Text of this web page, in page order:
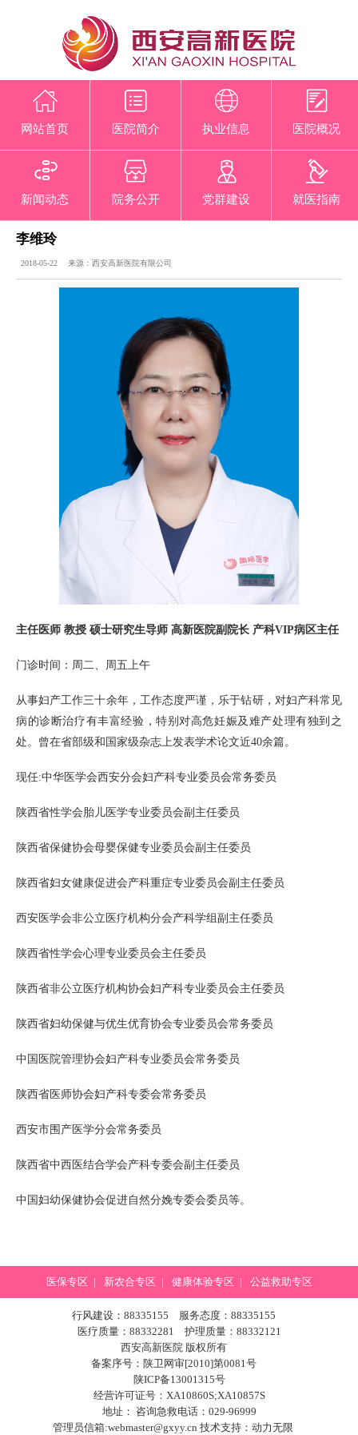
网站首页 医院简介 执业信息 医院概况
新闻动态 院务公开 党群建设 就医指南
李维玲
2018-05-22 来源：西安高新医院有限公司
主任医师 教授 硕士研究生导师 高新医院副院长 产科VIP病区主任
门诊时间：周二、周五上午
从事妇产工作三十余年，工作态度严谨，乐于钻研，对妇产科常见
病的诊断治疗有丰富经验，特别对高危妊娠及难产处理有独到之
处。曾在省部级和国家级杂志上发表学术论文近40余篇。
现任:中华医学会西安分会妇产科专业委员会常务委员
陕西省性学会胎儿医学专业委员会副主任委员
陕西省保健协会母婴保健专业委员会副主任委员
陕西省妇女健康促进会产科重症专业委员会副主任委员
西安医学会非公立医疗机构分会产科学组副主任委员
陕西省性学会心理专业委员会主任委员
陕西省非公立医疗机构协会妇产科专业委员会主任委员
陕西省妇幼保健与优生优育协会专业委员会常务委员
中国医院管理协会妇产科专业委员会常务委员
陕西省医师协会妇产科专委会常务委员
西安市围产医学分会常务委员
陕西省中西医结合学会产科专委会副主任委员
中国妇幼保健协会促进自然分娩专委会委员等。
医保专区 | 新农合专区 | 健康体验专区 | 公益救助专区
行风建设：88335155 服务态度：88335155
医疗质量：88332281 护理质量：88332121
西安高新医院 版权所有
备案序号：陕卫网审[2010]第0081号
陕ICP备13001315号
经营许可证号：XA10860S;XA10857S
地址： 咨询急救电话：029-96999
管理员信箱:webmaster@gxyy.cn 技术支持： 动力无限